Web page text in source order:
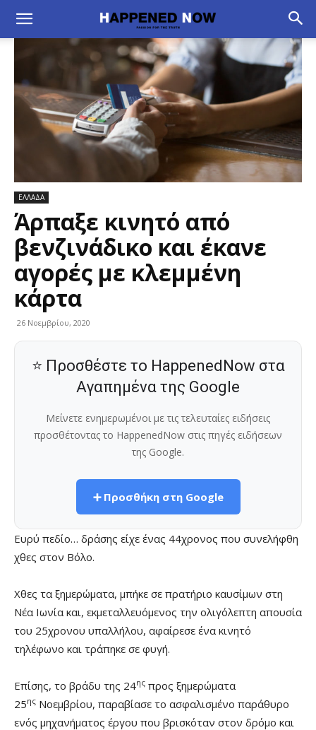
ΕΛΛΑΔΑ
Άρπαξε κινητό από
βενζινάδικο και έκανε
αγορές με κλεμμένη
κάρτα
26 Νοεμβρίου, 2020
⭐ Προσθέστε το HappenedNow στα
Αγαπημένα της Google
Μείνετε ενημερωμένοι με τις τελευταίες ειδήσεις
προσθέτοντας το HappenedNow στις πηγές ειδήσεων
της Google.
➕ Προσθήκη στη Google
Ευρύ πεδίο… δράσης είχε ένας 44χρονος που συνελήφθη
χθες στον Βόλο.
Χθες τα ξημερώματα, μπήκε σε πρατήριο καυσίμων στη
Νέα Ιωνία και, εκμεταλλευόμενος την ολιγόλεπτη απουσία
του 25χρονου υπαλλήλου, αφαίρεσε ένα κινητό
τηλέφωνο και τράπηκε σε φυγή.
Επίσης, το βράδυ της 24ης προς ξημερώματα
25ης Νοεμβρίου, παραβίασε το ασφαλισμένο παράθυρο
ενός μηχανήματος έργου που βρισκόταν στον δρόμο και